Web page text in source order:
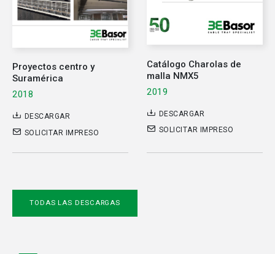
Proyectos centro y
Suramérica
2018
DESCARGAR
SOLICITAR IMPRESO
Catálogo Charolas de
malla NMX5
2019
DESCARGAR
SOLICITAR IMPRESO
TODAS LAS DESCARGAS